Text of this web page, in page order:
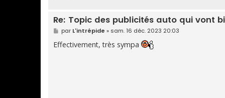
Re: Topic des publicités auto qui vont
M
e
s
s
par L'intrépide » sam. 16 déc. 2023 20:03
Effectivement, très sympa